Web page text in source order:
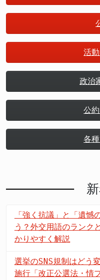
活
政治
公
各
「強く抗議」と「遺憾
う？外交用語のランク
かりやすく解説
選挙のSNS規制はどう
施行「改正公選法・情